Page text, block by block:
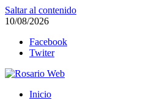
Saltar al contenido
10/08/2026
Facebook
Twiter
Rosario Web
Inicio